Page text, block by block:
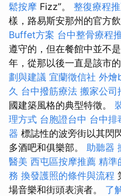
鬆按摩 Fizz”。 整復療程
樣，路易斯安那州的官方
Buffet方案 台中整骨療程
遵守的，但在餐館中並不
年，從那以後一直是該市
劃與建議 宜蘭徵信社 外
久 台中撥筋療法 搬家公司
國建築風格的典型特徵。
理方式 台胞證台中 台中排
器 標誌性的波旁街以其閃
多酒吧和俱樂部。 助聽器
醫美 西屯區按摩推薦 精準
務 換發護照的條件與流程
場音樂和街頭表演者。 了